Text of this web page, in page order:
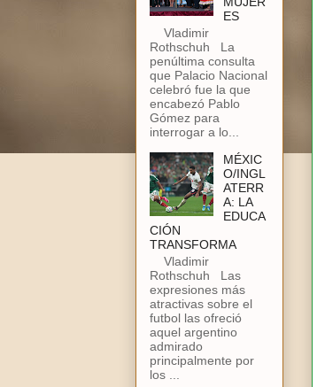
ES
Vladimir
Rothschuh La
penúltima consulta
que Palacio Nacional
celebró fue la que
encabezó Pablo
Gómez para
interrogar a lo...
MÉXIC
O/INGL
ATERR
A: LA
EDUCA
CIÓN
TRANSFORMA
Vladimir
Rothschuh Las
expresiones más
atractivas sobre el
futbol las ofreció
aquel argentino
admirado
principalmente por
los ...